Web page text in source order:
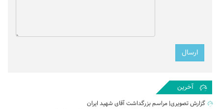
آخرین
گزارش تصویری| مراسم بزرگداشت آقای شهید ایران